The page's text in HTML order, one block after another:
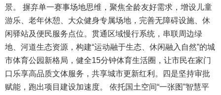
景。 摒弃单一赛事场地思维，聚焦全龄友好需求，增设儿童
游乐、老年休憩、大众健身专属场地，完善无障碍设施、休
闲驿站及便民服务点位。贯通区域慢行系统，串联周边绿
地、河道生态资源，构建“运动融于生态、休闲融入自然”的城
市体育公园新格局，健全15分钟体育生活圈，让市民在家门
口乐享高品质文体服务，共享城市更新红利。四是坚持审批
赋能，跑出项目建设加速度。 依托国土空间“一张图”智慧平